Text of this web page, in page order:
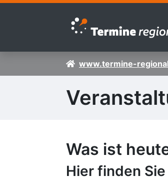
Zur Navigation springen
Zum Inhalt springen
www.termine-
Was ist
Hier finden